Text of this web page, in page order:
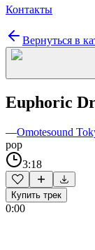
Контакты
Вернуться в
Euphoric
—Omotesound
pop
3:18
Купить трек
0:00